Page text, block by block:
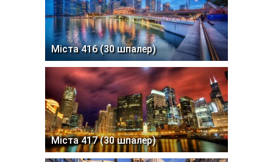
Міста 416 (30 шпалер)
Міста 417 (30 шпалер)